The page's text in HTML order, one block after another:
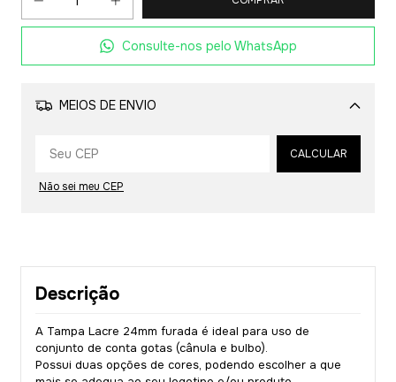
Consulte-nos pelo WhatsApp
MEIOS DE ENVIO
Alterar CEP
CALCULAR
Não sei meu CEP
Descrição
A Tampa Lacre 24mm furada é ideal para uso de
conjunto de conta gotas (cânula e bulbo).
Possui duas opções de cores, podendo escolher a que